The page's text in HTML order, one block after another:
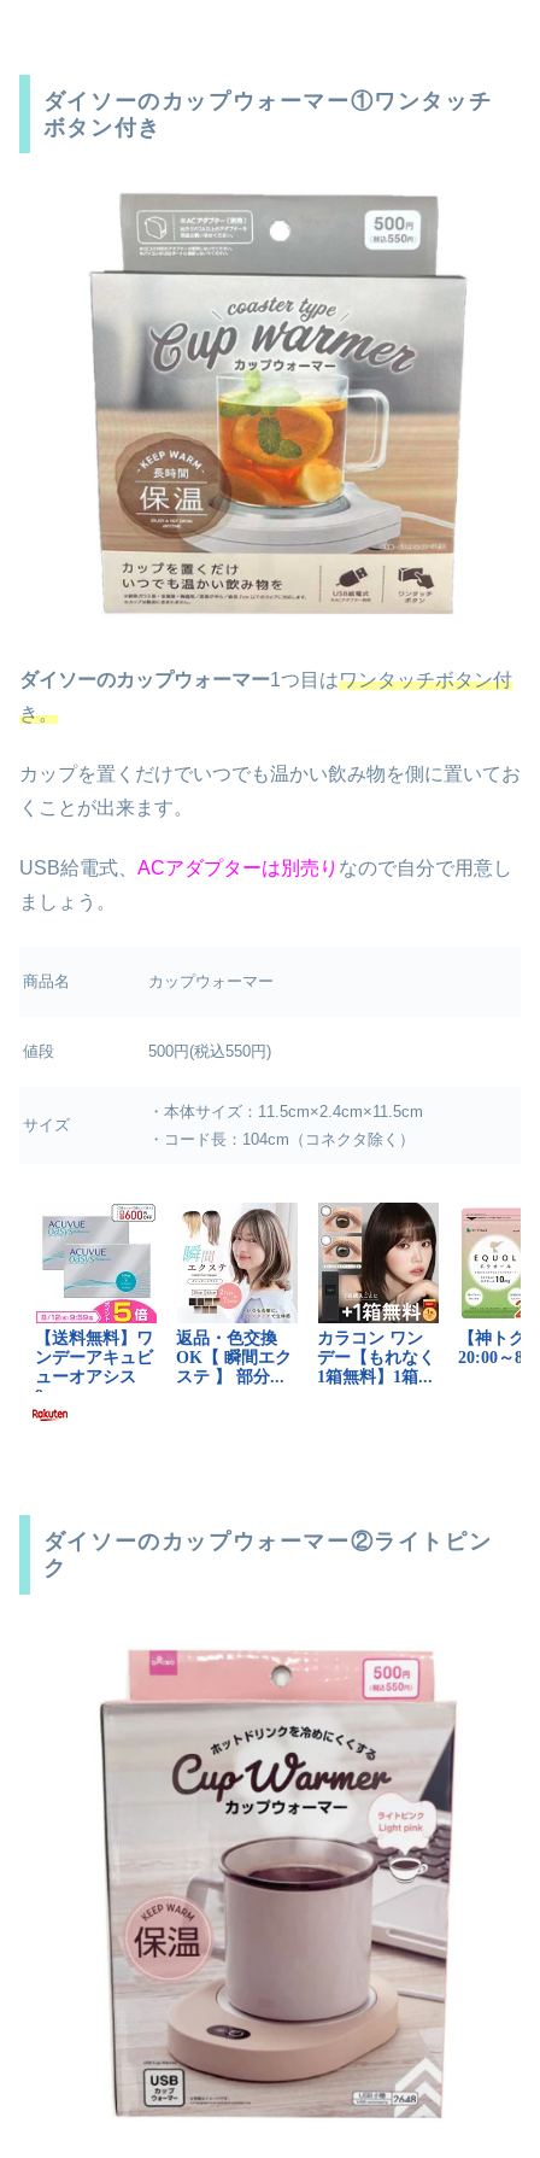
ダイソーのカップウォーマー①ワンタッチ
ボタン付き
ダイソーのカップウォーマー1つ目はワンタッチボタン付
き。
カップを置くだけでいつでも温かい飲み物を側に置いてお
くことが出来ます。
USB給電式、 ACアダプターは別売り なので自分で用意し
ましょう。
商品名 カップウォーマー
値段 500円(税込550円)
サイズ
・本体サイズ：11.5cm×2.4cm×11.5cm
・コード長：104cm（コネクタ除く）
ダイソーのカップウォーマー②ライトピン
ク